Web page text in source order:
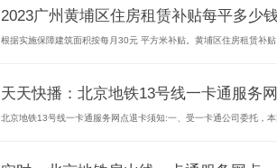
2023广州黄埔区住房租赁补贴每平多少
根据实施保障建筑面积按每月30元 平方米补贴。黄埔区住房租赁补
天天快播：北京地铁13号线一卡通服务
北京地铁13号线一卡通服务网点退卡须知:一、受一卡通公司委托，